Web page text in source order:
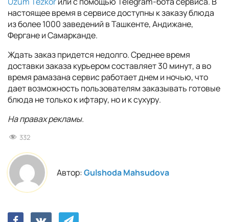
настоящее время в сервисе доступны к заказу блюда
из более 1000 заведений в Ташкенте, Андижане,
Фергане и Самарканде.
Ждать заказ придется недолго. Среднее время
доставки заказа курьером составляет 30 минут, а во
время рамазана сервис работает днем и ночью, что
дает возможность пользователям заказывать готовые
блюда не только к ифтару, но и к сухуру.
На правах рекламы.
332
Автор:Gulshoda Mahsudova